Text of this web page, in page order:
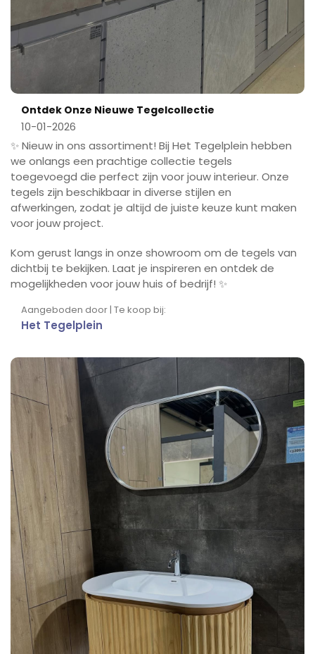
Ontdek Onze Nieuwe Tegelcollectie
10-01-2026
✨ Nieuw in ons assortiment! Bij Het Tegelplein hebben
we onlangs een prachtige collectie tegels
toegevoegd die perfect zijn voor jouw interieur. Onze
tegels zijn beschikbaar in diverse stijlen en
afwerkingen, zodat je altijd de juiste keuze kunt maken
voor jouw project.
Kom gerust langs in onze showroom om de tegels van
dichtbij te bekijken. Laat je inspireren en ontdek de
mogelijkheden voor jouw huis of bedrijf! ✨
Aangeboden door | Te koop bij:
Het Tegelplein